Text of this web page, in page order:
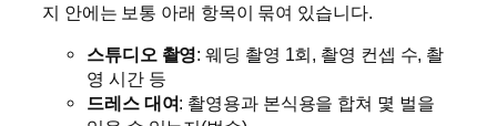
지 안에는 보통 아래 항목이 묶여 있습니다.
스튜디오 촬영: 웨딩 촬영 1회, 촬영 컨셉 수, 촬
영 시간 등
드레스 대여: 촬영용과 본식용을 합쳐 몇 벌을